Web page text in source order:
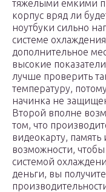
тяжелыми емкими
корпус вряд ли
ноутбуки сильно
системе
дополнительное
высокие
лучше проверить
температуру,
начинка не
Второй вполне
том, что
видеокарту,
возможности, чтобы
системой
деньги, вы